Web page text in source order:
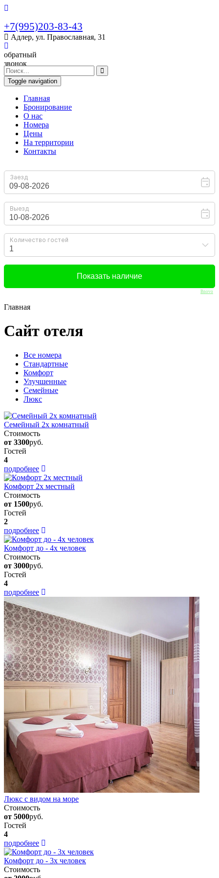
+7(995)203-83-43
Адлер, ул. Православная, 31
обратный
звонок
Toggle navigation
Главная
Бронирование
O нас
Номера
Цены
На территории
Контакты
Bnovo
Главная
Сайт отеля
Вcе номера
Стандартные
Комфорт
Улучшенные
Семейные
Люкс
Семейный 2х комнатный
Стоимость
от 3300руб.
Гостей
4
подробнее
Комфорт 2х местный
Стоимость
от 1500руб.
Гостей
2
подробнее
Комфорт до - 4х человек
Стоимость
от 3000руб.
Гостей
4
подробнее
Люкс с видом на море
Стоимость
от 5000руб.
Гостей
4
подробнее
Комфорт до - 3х человек
Стоимость